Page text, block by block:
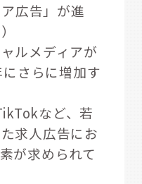
広告」が進
ルメディアが
さらに増加す
など、若
求人広告にお
が求められて